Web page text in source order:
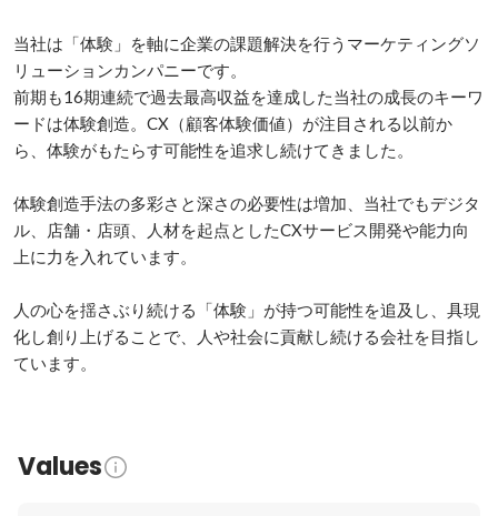
当社は「体験」を軸に企業の課題解決を行うマーケティングソ
リューションカンパニーです。
前期も16期連続で過去最高収益を達成した当社の成長のキーワ
ードは体験創造。CX（顧客体験価値）が注目される以前か
ら、体験がもたらす可能性を追求し続けてきました。
体験創造手法の多彩さと深さの必要性は増加、当社でもデジタ
ル、店舗・店頭、人材を起点としたCXサービス開発や能力向
上に力を入れています。
人の心を揺さぶり続ける「体験」が持つ可能性を追及し、具現
化し創り上げることで、人や社会に貢献し続ける会社を目指し
ています。
Values